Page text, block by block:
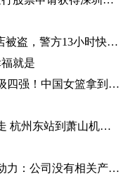
“我的金店被人偷了！”江西一地金店被盗，警方13小时快速侦破 每日看点
就是
世界快看点丨亚洲杯击败韩国队晋级四强！中国女篮拿到世界杯及奥运资格赛席位
从杭州东站到萧山机场坐地铁怎么走 杭州东站到萧山机场有地铁 环球要闻
公司有没有减速器相关专利？宗申动力：公司没有相关产品以及专利